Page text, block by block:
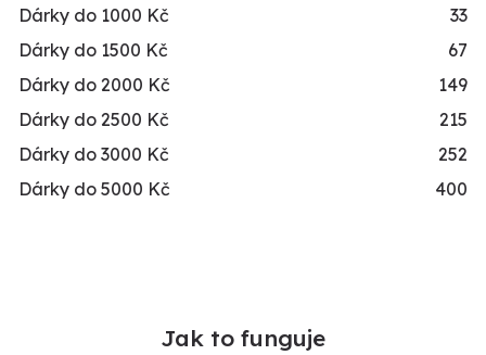
Dárky do 1000 Kč
33
Dárky do 1500 Kč
67
Dárky do 2000 Kč
149
Dárky do 2500 Kč
215
Dárky do 3000 Kč
252
Dárky do 5000 Kč
400
Jak to funguje